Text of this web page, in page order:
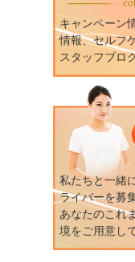
キャンペーン
情報、セルフ
スタッフブロ
私たちと一緒
ライバーを募
あなたのこれ
境をご用意し